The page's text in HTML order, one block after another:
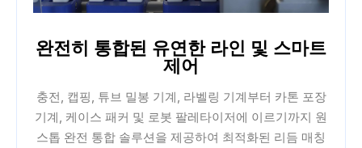
완전히 통합된 유연한 라인 및 스마트
제어
충전, 캡핑, 튜브 밀봉 기계, 라벨링 기계부터 카톤 포장
기계, 케이스 패커 및 로봇 팔레타이저에 이르기까지 원
스톱 완전 통합 솔루션을 제공하여 최적화된 리듬 매칭